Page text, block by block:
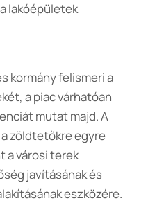
lakóépületek
kormány felismeri a
a piac várhatóan
mutat majd. A
zöldtetőkre egyre
a városi terek
javításának és
eszközére.